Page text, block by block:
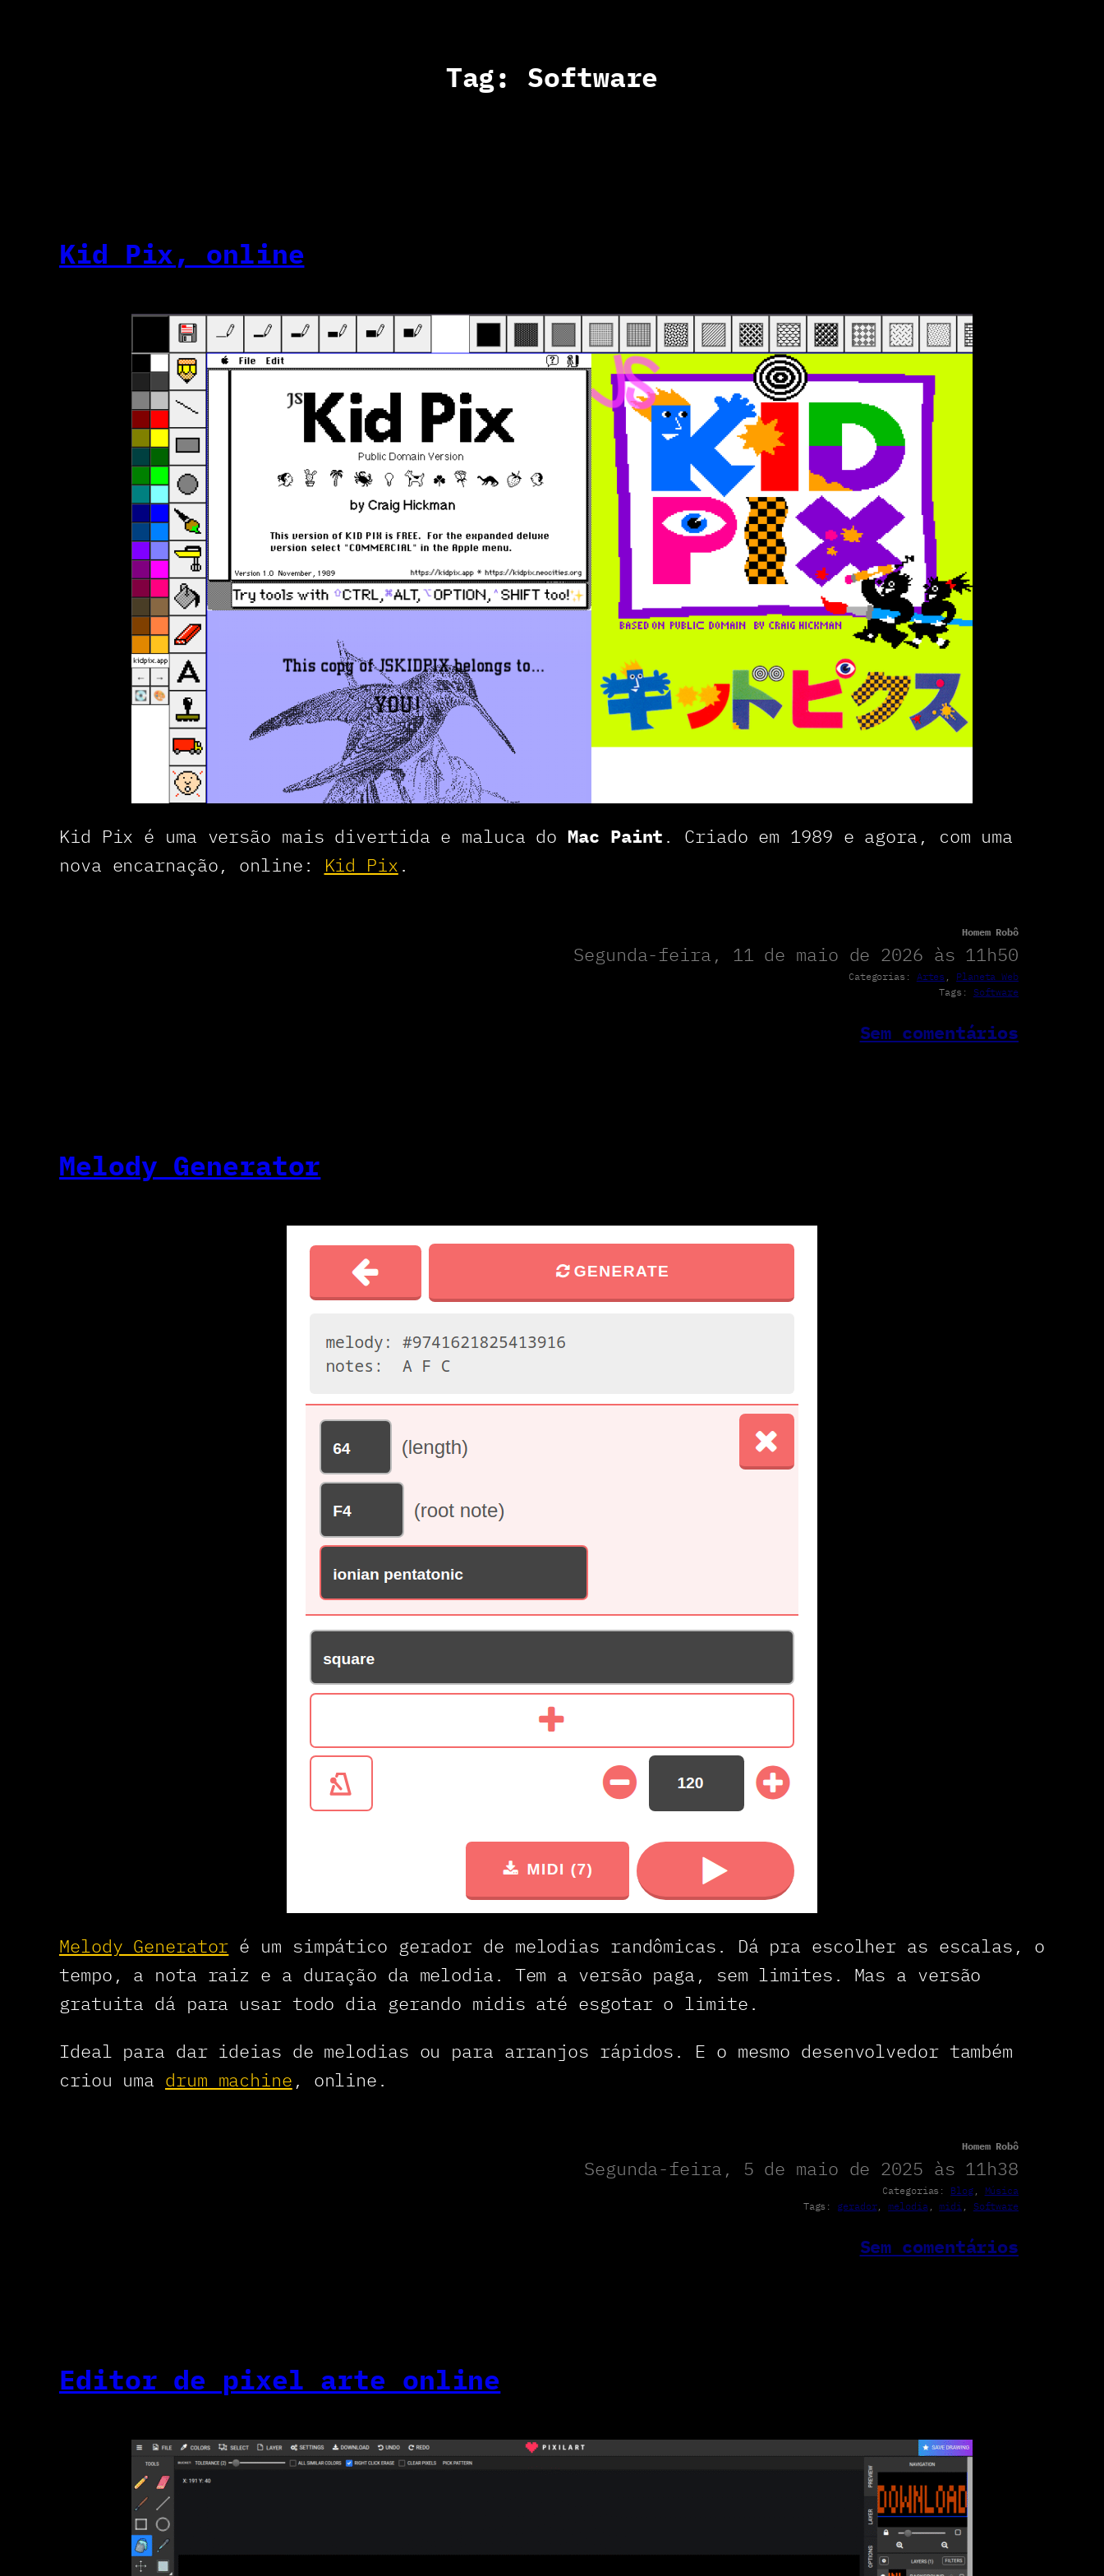
Tag: Software
Kid Pix, online
Kid Pix é uma versão mais divertida e maluca doMac Paint . Criado em 1989 e agora, com uma
nova encarnação, online: Kid Pix .
Homem Robô
Segunda-feira, 11 de maio de 2026 às 11h50
Categorias: Artes
Planeta Web
Tags: Software
Sem comentários
Melody Generator
Melody Generator é um simpático gerador de melodias randômicas. Dá pra escolher as escalas, o
tempo, a nota raiz e a duração da melodia. Tem a versão paga, sem limites. Mas a versão
gratuita dá para usar todo dia gerando midis até esgotar o limite.
Ideal para dar ideias de melodias ou para arranjos rápidos. E o mesmo desenvolvedor também
criou uma drum machine , online.
Homem Robô
Segunda-feira, 5 de maio de 2025 às 11h38
Categorias: Blog, Música
Tags: gerador, melodia , midi Software
Sem comentários
Editor de pixel arte online